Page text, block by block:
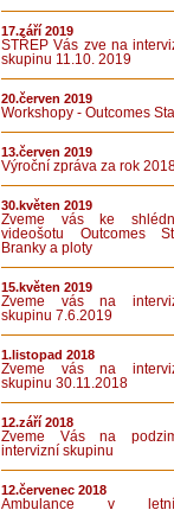
17.září 2019
STŘEP Vás zve na
skupinu 11.10. 2019
20.červen 2019
Workshopy - Outcomes
13.červen 2019
Výroční zpráva za rok
30.květen 2019
Zveme vás ke
videošotu Outcomes
Branky a ploty
15.květen 2019
Zveme vás na
skupinu 7.6.2019
1.listopad 2018
Zveme vás na
skupinu 30.11.2018
12.září 2018
Zveme Vás na
intervizní skupinu
12.červenec 2018
Ambulance v